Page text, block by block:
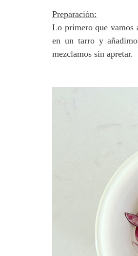
Preparación:
Lo primero que vamos
en un tarro y
mezclamos sin apretar.